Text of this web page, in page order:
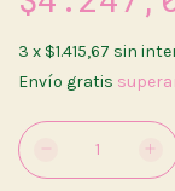
3 x $1.415,67 sin
Envío gratis